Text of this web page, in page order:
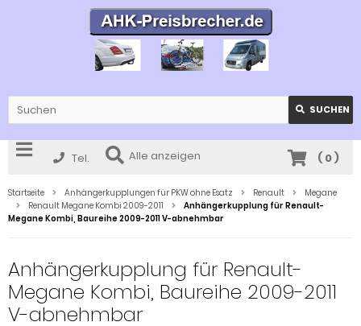
SUCHEN
Tel. Alle anzeigen ( 0)
Startseite Anhängerkupplungen für PKW ohne Esatz Renault
Megane
Renault Megane Kombi 2009-2011
Anhängerkupplung für Renault-
Megane Kombi, Baureihe 2009-2011 V-abnehmbar
Anhängerkupplung für Renault-
Megane Kombi, Baureihe 2009-2011
V-abnehmbar